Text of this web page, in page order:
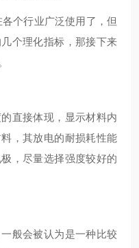
个行业广泛使用了，但
个理化指标，那接下来
直接体现，显示材料内
，其放电的耐损耗性能
，尽量选择强度较好的
般会被认为是一种比较